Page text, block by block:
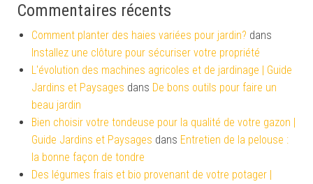
Commentaires récents
Comment planter des haies variées pour jardin? dans
Installez une clôture pour sécuriser votre propriété
L'évolution des machines agricoles et de jardinage | Guide
Jardins et Paysages dans De bons outils pour faire un
beau jardin
Bien choisir votre tondeuse pour la qualité de votre gazon |
Guide Jardins et Paysages dans Entretien de la pelouse :
la bonne façon de tondre
Des légumes frais et bio provenant de votre potager |